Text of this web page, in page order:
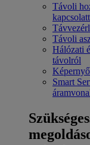
Távoli
Távoli
Hálózati
távolról
Smart